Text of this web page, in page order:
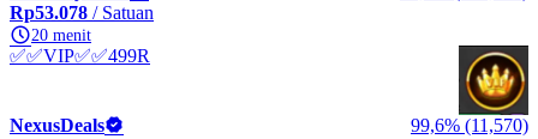
Rp53.078 / Satuan
20 menit
✅✅VIP✅✅499R
NexusDeals
99,6% (11,570)